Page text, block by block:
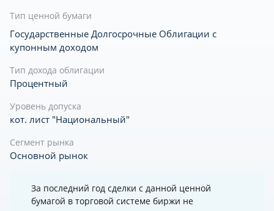
Тип ценной бумаги
Государственные Долгосрочные Облигации с
купонным доходом
Тип дохода облигации
Процентный
Уровень допуска
кот. лист "Национальный"
Сегмент рынка
Основной рынок
За последний год сделки с данной ценной
бумагой в торговой системе биржи не